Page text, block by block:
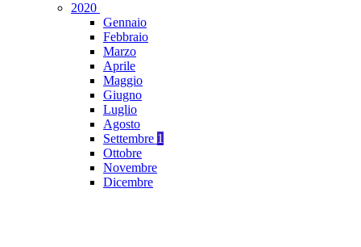
2020
Gennaio
Febbraio
Marzo
Aprile
Maggio
Giugno
Luglio
Agosto
Settembre 1
Ottobre
Novembre
Dicembre